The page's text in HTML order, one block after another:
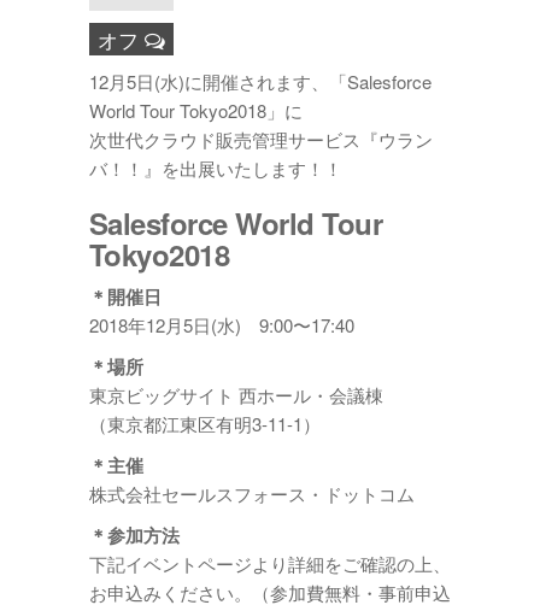
オフ
12月5日(水)に開催されます、「Salesforce
World Tour Tokyo2018」に
次世代クラウド販売管理サービス『ウラン
バ！！』を出展いたします！！
Salesforce World Tour
Tokyo2018
＊開催日
2018年12月5日(水) 9:00〜17:40
＊場所
東京ビッグサイト 西ホール・会議棟
（東京都江東区有明3-11-1）
＊主催
株式会社セールスフォース・ドットコム
＊参加方法
下記イベントページより詳細をご確認の上、
お申込みください。（参加費無料・事前申込